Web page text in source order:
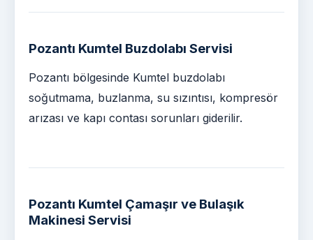
Pozantı Kumtel Buzdolabı Servisi
Pozantı bölgesinde Kumtel buzdolabı
soğutmama, buzlanma, su sızıntısı, kompresör
arızası ve kapı contası sorunları giderilir.
Pozantı Kumtel Çamaşır ve Bulaşık
Makinesi Servisi